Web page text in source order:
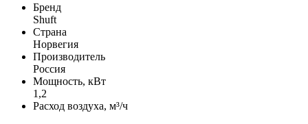
Бренд
Shuft
Страна
Норвегия
Производитель
Россия
Мощность, кВт
1,2
Расход воздуха, м³/ч